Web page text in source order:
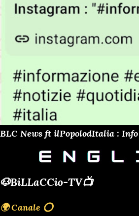
BLC News ft ilPopolodItalia : Info
🐶BiLLaCCio-TV📺
🌍 Canale ⭕️